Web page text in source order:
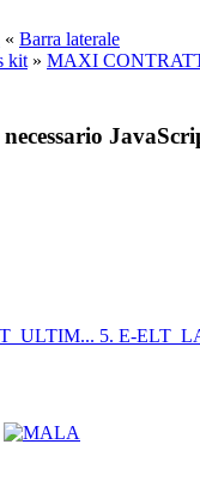
« Barra laterale
kit » MAXI
5. E-